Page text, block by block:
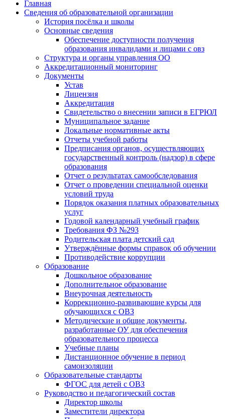
Главная
Сведения об образовательной организации
История посёлка и школы
Основные сведения
Обеспечение доступности получения
образования инвалидами и лицами с овз
Структура и органы управления ОО
Аккредитационный мониторинг
Документы
Устав
Лицензия
Аккредитация
Свидетельство о внесении записи в ЕГРЮЛ
Муниципальное задание
Локальные нормативные акты
Отчеты учебной работы
Предписания органов, осуществляющих
государственный контроль (надзор) в сфере
образования
Отчет о результатах самообследования
Отчет о проведении специальной оценки
условий труда
Порядок оказания платных образовательных
услуг
Годовой календарный учебный график
Требования ФЗ №293
Родительская плата детский сад
Утверждённые формы справок об обучении
Противодействие коррупции
Образование
Дошкольное образование
Дополнительное образование
Внеурочная деятельность
Коррекционно-развивающие курсы для
обучающихся с ОВЗ
Методические и общие документы,
разработанные ОУ для обеспечения
образовательного процесса
Учебные планы
Дистанционное обучение в период
самоизоляции
Образовательные стандарты
ФГОС для детей с ОВЗ
Руководство и педагогический состав
Директор школы
Заместители директора